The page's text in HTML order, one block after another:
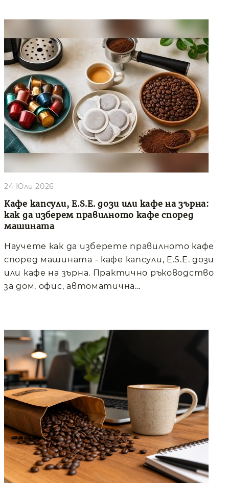
Кафе капсули, E.S.E. дози или кафе на зърна:
как да изберем правилното кафе според
машината
24 Юли 2026
Научете как да изберете правилното кафе
според машината - кафе капсули, E.S.E. дози
или кафе на зърна. Практично ръководство
за дом, офис, автоматична...